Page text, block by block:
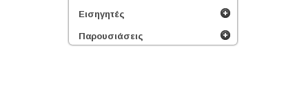
Εισηγητές
Παρουσιάσεις